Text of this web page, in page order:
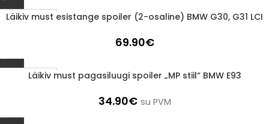
1-3 D.D.
Läikiv must esistange spoiler (2-osaline) BMW G30, G31 LCI
69.90€
1-3 D.D.
Läikiv must pagasiluugi spoiler „MP stiil“ BMW E93
34.90€ su PVM